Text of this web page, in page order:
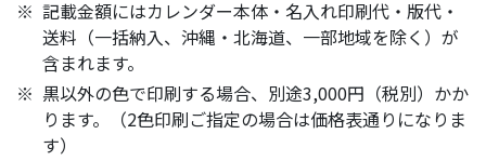
記載金額にはカレンダー本体・名入れ印刷代・版代・
送料（一括納入、沖縄・北海道、一部地域を除く）が
含まれます。
黒以外の色で印刷する場合、別途3,000円（税別）かか
ります。（2色印刷ご指定の場合は価格表通りになりま
す）